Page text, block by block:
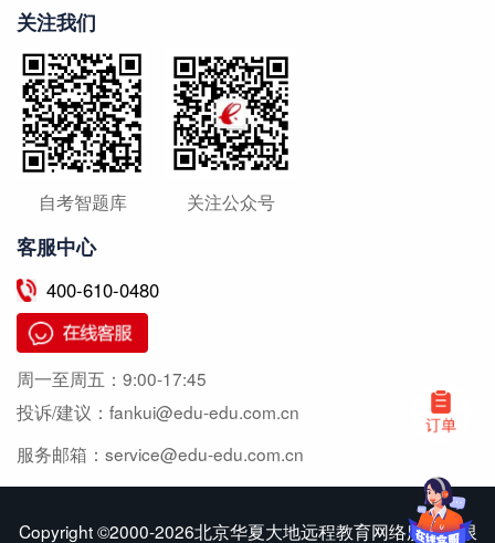
关注我们
自考智题库 关注公众号
客服中心
400-610-0480
周一至周五： 9:00-17:45
投诉/建议： fankui@edu-edu.com.cn
服务邮箱： service@edu-edu.com.cn
Copyright ©2000-2026北京华夏大地远程教育网络服务有限